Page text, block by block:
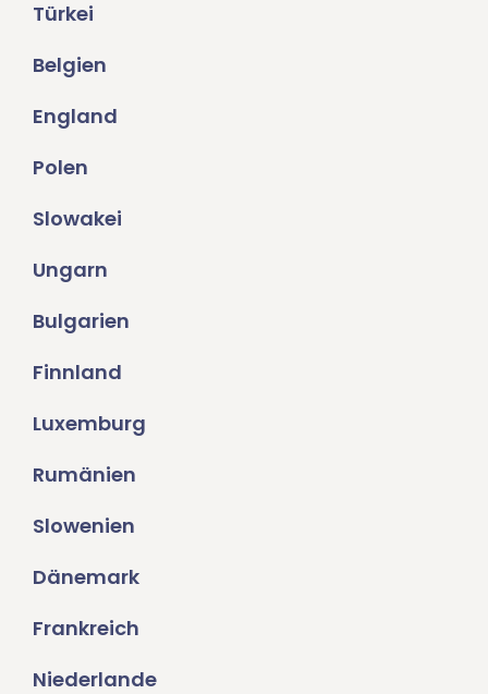
Türkei
Belgien
England
Polen
Slowakei
Ungarn
Bulgarien
Finnland
Luxemburg
Rumänien
Slowenien
Dänemark
Frankreich
Niederlande